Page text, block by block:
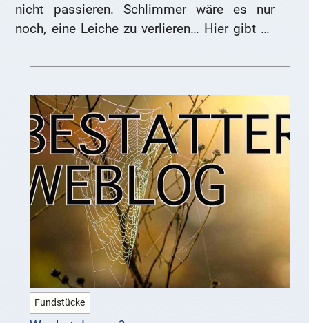
nicht passieren. Schlimmer wäre es nur
noch, eine Leiche zu verlieren… Hier gibt es
Fundstücke